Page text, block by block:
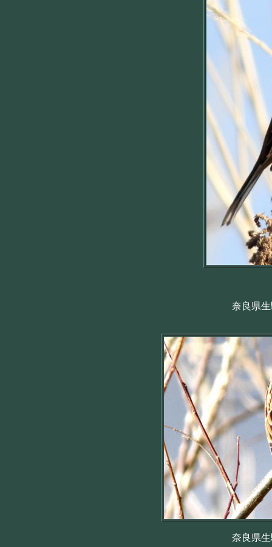
奈良県
奈良県